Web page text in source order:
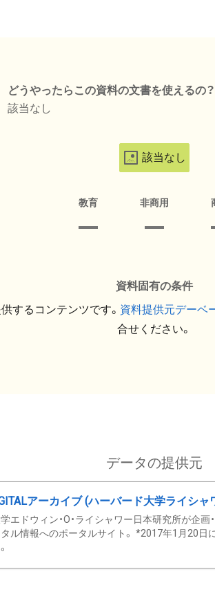
どうやったらこの資料の文書を使えるの？
該当なし
該当なし
教育 非商用
資料固有の条件
するコンテンツです。 資料提供元デーベ
合せください。
データの提供元
アーカイブ (ハーバード大学ライシャ
エドウィン・O・ライシャワー日本研究所が企画
ル情報へのポータルサイト。 *2017年1月20日